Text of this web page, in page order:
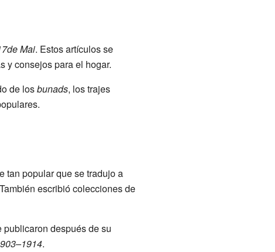
Mai. Estos artículos se
y consejos para el hogar.
de losbunads, los trajes
tan popular que se tradujo a
escribió colecciones de
después de su
.